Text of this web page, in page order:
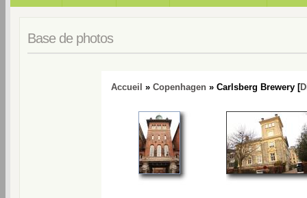
Base de photos
Accueil » Copenhagen» Carlsberg Brewery [